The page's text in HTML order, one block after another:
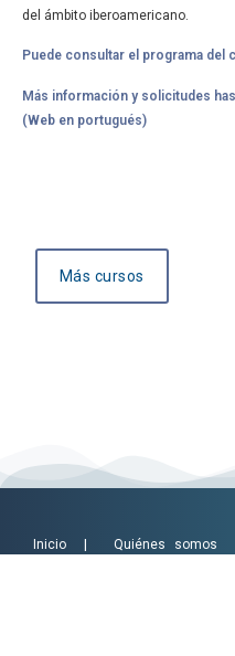
del ámbito iberoamericano.
Puede consultar el programa del
Más información y solicitudes
(Web en portugués)
Más cursos
Inicio Quiénes somos